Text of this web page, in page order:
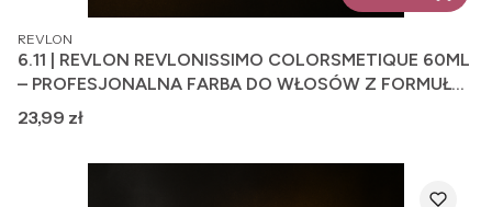
PRODUCENT
REVLON
6.11 | REVLON REVLONISSIMO COLORSMETIQUE 60ML
– PROFESJONALNA FARBA DO WŁOSÓW Z FORMUŁĄ
PIELĘGNUJĄCĄ
Cena
23,99 zł